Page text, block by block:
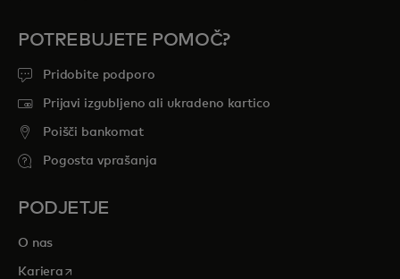
POTREBUJETE POMOČ?
Pridobite podporo
Prijavi izgubljeno ali ukradeno kartico
Poišči bankomat
Pogosta vprašanja
PODJETJE
O nas
Kariera opens in a new tab